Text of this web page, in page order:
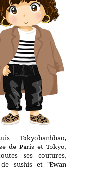
Tokyobanhbao,
de Paris et Tokyo,
ses coutures,
de sushis et "Ewan